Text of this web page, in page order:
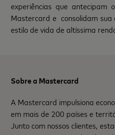
experiências que antecipam
Mastercard e consolidam sua
estilo de vida de altíssima
Sobre a Mastercard
A Mastercard impulsiona
em mais de 200 países e
Junto com nossos clientes,